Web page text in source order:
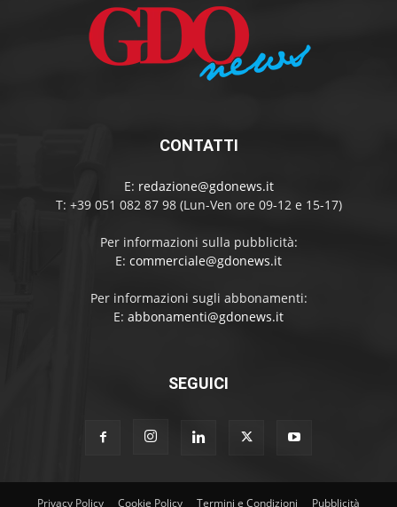
CONTATTI
E: redazione@gdonews.it
T: +39 051 082 87 98 (Lun-Ven ore 09-12 e 15-17)
Per informazioni sulla pubblicità:
E: commerciale@gdonews.it
Per informazioni sugli abbonamenti:
E: abbonamenti@gdonews.it
SEGUICI
Privacy Policy Cookie Policy Termini e Condizioni Pubblicità